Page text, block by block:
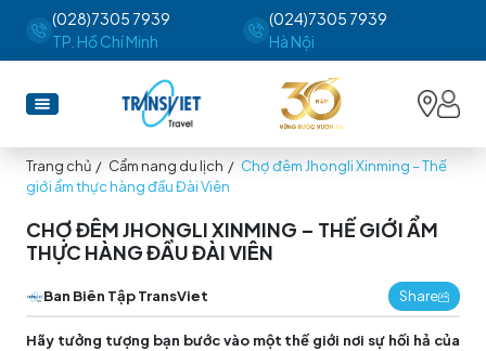
(028)7305 7939
TP. Hồ Chí Minh
(024)7305 7939
Hà Nội
Trang chủ / Cẩm nang du lịch / Chợ đêm Jhongli Xinming – Thế
giới ẩm thực hàng đầu Đài Viên
CHỢ ĐÊM JHONGLI XINMING – THẾ GIỚI ẨM
THỰC HÀNG ĐẦU ĐÀI VIÊN
Ban Biên Tập TransViet Share
Hãy tưởng tượng bạn bước vào một thế giới nơi sự hối hả của